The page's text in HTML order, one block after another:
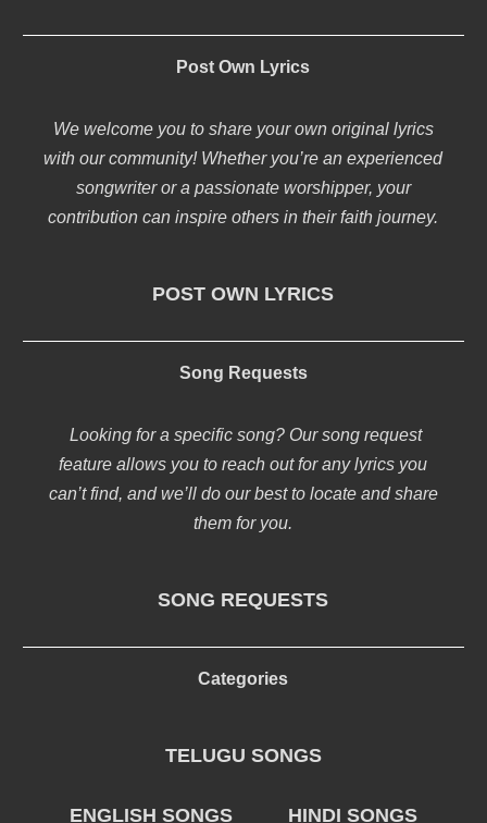
Post Own Lyrics
We welcome you to share your own original lyrics
with our community! Whether you’re an experienced
songwriter or a passionate worshipper, your
contribution can inspire others in their faith journey.
POST OWN LYRICS
Song Requests
Looking for a specific song? Our song request
feature allows you to reach out for any lyrics you
can’t find, and we’ll do our best to locate and share
them for you.
SONG REQUESTS
Categories
TELUGU SONGS
ENGLISH SONGS HINDI SONGS